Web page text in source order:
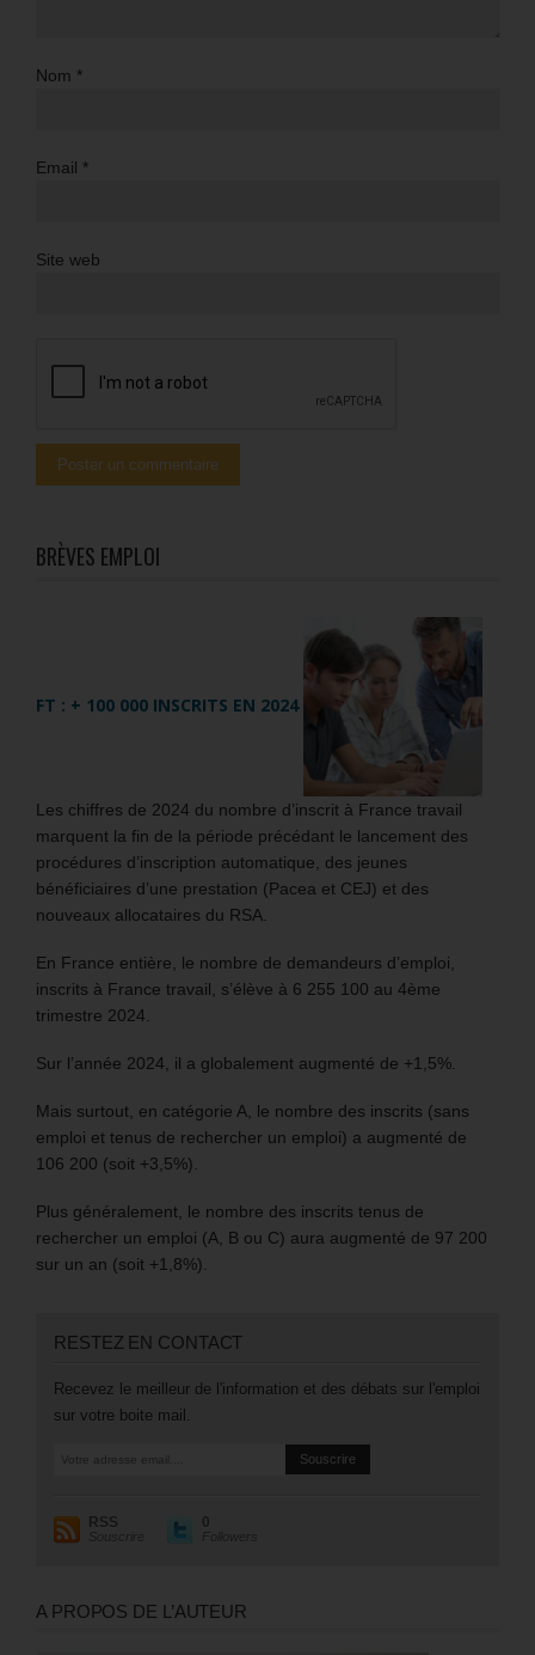
Nom *
Email *
Site web
BRÈVES EMPLOI
FT : + 100 000 INSCRITS EN 2024
Les chiffres de 2024 du nombre d’inscrit à France travail
marquent la fin de la période précédant le lancement des
procédures d’inscription automatique, des jeunes
bénéficiaires d’une prestation (Pacea et CEJ) et des
nouveaux allocataires du RSA.
En France entière, le nombre de demandeurs d’emploi,
inscrits à France travail, s’élève à 6 255 100 au 4ème
trimestre 2024.
Sur l’année 2024, il a globalement augmenté de +1,5%.
Mais surtout, en catégorie A, le nombre des inscrits (sans
emploi et tenus de rechercher un emploi) a augmenté de
106 200 (soit +3,5%).
Plus généralement, le nombre des inscrits tenus de
rechercher un emploi (A, B ou C) aura augmenté de 97 200
sur un an (soit +1,8%).
RESTEZ EN CONTACT
Recevez le meilleur de l'information et des débats sur l'emploi
sur votre boite mail.
RSS
Souscrire
0
Followers
A PROPOS DE L’AUTEUR